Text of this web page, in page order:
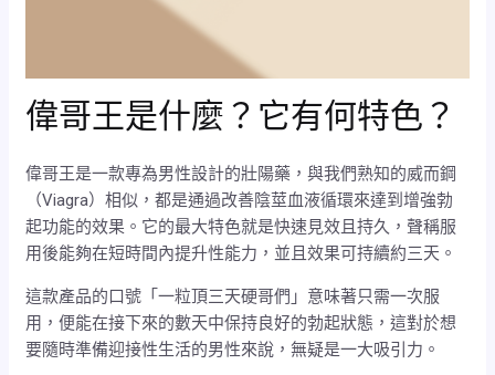
偉哥王是什麼？它有何特色？
偉哥王是一款專為男性設計的壯陽藥，與我們熟知的威而鋼
（Viagra）相似，都是通過改善陰莖血液循環來達到增強勃
起功能的效果。它的最大特色就是快速見效且持久，聲稱服
用後能夠在短時間內提升性能力，並且效果可持續約三天。
這款產品的口號「一粒頂三天硬哥們」意味著只需一次服
用，便能在接下來的數天中保持良好的勃起狀態，這對於想
要隨時準備迎接性生活的男性來說，無疑是一大吸引力。